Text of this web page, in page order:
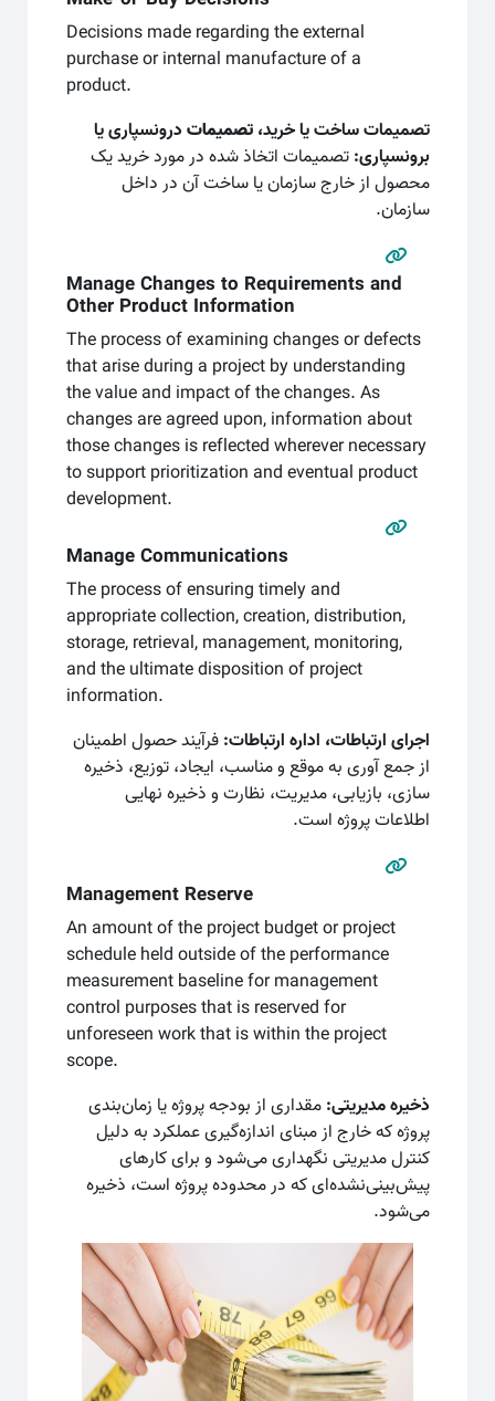
Decisions made regarding the external
purchase or internal manufacture of a
product.
تصمیمات ساخت یا خرید،تصمیماتدرونسپاری یا
برونسپاری:تصمیمات اتخاذ شده در مورد خرید یک
محصول از خارج سازمان یا ساخت آن در داخل
سازمان.
Manage Changes to Requirements and
Other Product Information
The process of examining changes or defects
that arise during a project by understanding
the value and impact of the changes. As
changes are agreed upon, information about
those changes is reflected wherever necessary
to support prioritization and eventual product
development.
Manage Communications
The process of ensuring timely and
appropriate collection, creation, distribution,
storage, retrieval, management, monitoring,
and the ultimate disposition of project
information.
اجرای ارتباطات، اداره ارتباطات:فرآیند حصول اطمینان
از جمع آوری به موقع و مناسب، ایجاد، توزیع، ذخیره
سازی، بازیابی، مدیریت، نظارت و ذخیره نهایی
اطلاعات پروژه است.
Management Reserve
An amount of the project budget or project
schedule held outside of the performance
measurement baseline for management
control purposes that is reserved for
unforeseen work that is within the project
scope.
ذخیره مدیریتی:مقداری از بودجه پروژه یا زمان‌بندی
پروژه که خارج از مبنای اندازه‌گیری عملکرد به دلیل
کنترل مدیریتی نگهداری می‌شود و برای کارهای
پیش‌بینی‌نشده‌ای که در محدوده پروژه است، ذخیره
می‌شود.